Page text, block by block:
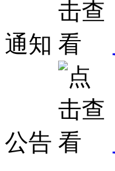
通知
公告